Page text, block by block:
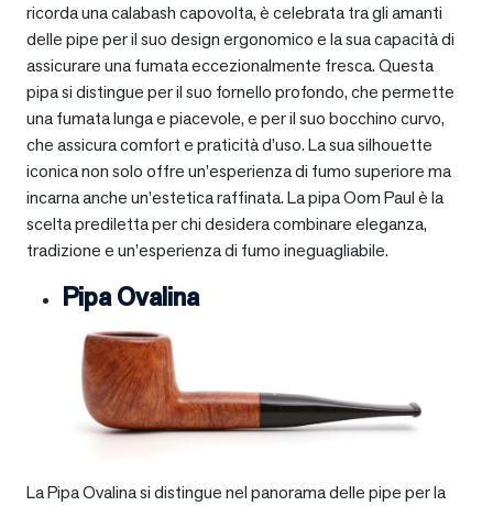
ricorda una calabash capovolta, è celebrata tra gli amanti
delle pipe per il suo design ergonomico e la sua capacità di
assicurare una fumata eccezionalmente fresca. Questa
pipa si distingue per il suo fornello profondo, che permette
una fumata lunga e piacevole, e per il suo bocchino curvo,
che assicura comfort e praticità d’uso. La sua silhouette
iconica non solo offre un’esperienza di fumo superiore ma
incarna anche un’estetica raffinata. La pipa Oom Paul è la
scelta prediletta per chi desidera combinare eleganza,
tradizione e un’esperienza di fumo ineguagliabile.
Pipa Ovalina
La Pipa Ovalina si distingue nel panorama delle pipe per la